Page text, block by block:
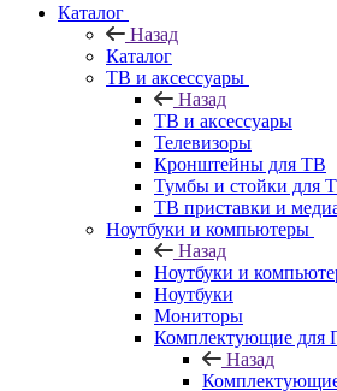
Каталог
Назад
Каталог
ТВ и аксессуары
Назад
ТВ и аксессуары
Телевизоры
Кронштейны для ТВ
Тумбы и стойки для
ТВ приставки и
Ноутбуки и компьютеры
Назад
Ноутбуки и
Ноутбуки
Мониторы
Комплектующие для
Назад